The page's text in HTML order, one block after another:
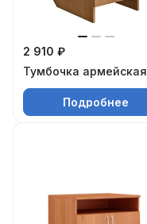
2 910 ₽
Тумбочка армейская
Подробнее